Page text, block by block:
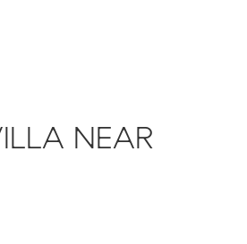
NEAR